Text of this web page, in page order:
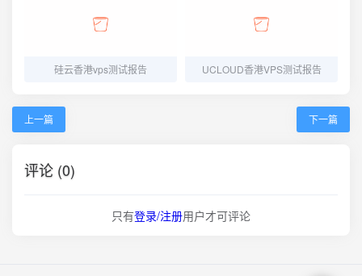
硅云香港vps测试报告 UCLOUD香港VPS测试报告
上一篇 下一篇
评论 (0)
只有登录/注册用户才可评论